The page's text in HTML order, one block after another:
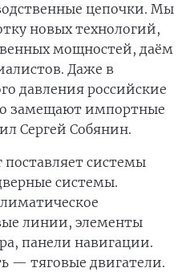
цепочки. Мы
новых технологий,
мощностей, даём
Даже в
давления российские
замещают импортные
Сергей Собянин.
поставляет системы
системы.
линии, элементы
панели навигации.
— тяговые двигатели.